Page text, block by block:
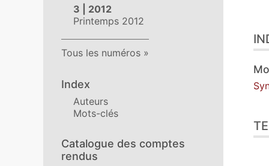
3 | 2012
Printemps 2012
Tous les numéros
Index
Auteurs
Mots-clés
Catalogue des comptes
rendus